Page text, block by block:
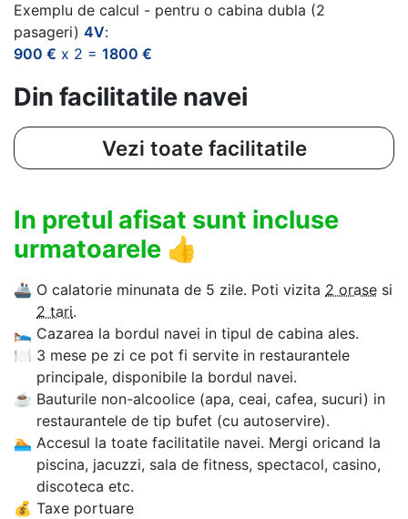
Exemplu de calcul - pentru o cabina dubla (2
pasageri) 4V:
900 € x 2 = 1800 €
Din facilitatile navei
Vezi toate facilitatile
In pretul afisat sunt incluse
urmatoarele 👍
🚢 O calatorie minunata de 5 zile. Poti vizita 2 orase si
2 tari.
🛌 Cazarea la bordul navei in tipul de cabina ales.
🍽 3 mese pe zi ce pot fi servite in restaurantele
principale, disponibile la bordul navei.
☕ Bauturile non-alcoolice (apa, ceai, cafea, sucuri) in
restaurantele de tip bufet (cu autoservire).
🏊‍ Accesul la toate facilitatile navei. Mergi oricand la
piscina, jacuzzi, sala de fitness, spectacol, casino,
discoteca etc.
💰 Taxe portuare